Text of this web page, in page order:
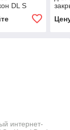
DL S
интернет-